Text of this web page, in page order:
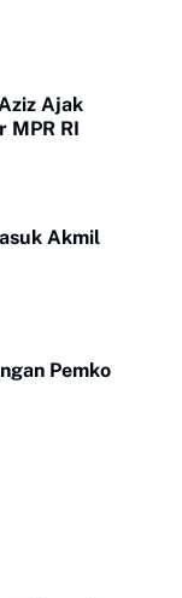
Ajak
MPR RI
Akmil
Pemko